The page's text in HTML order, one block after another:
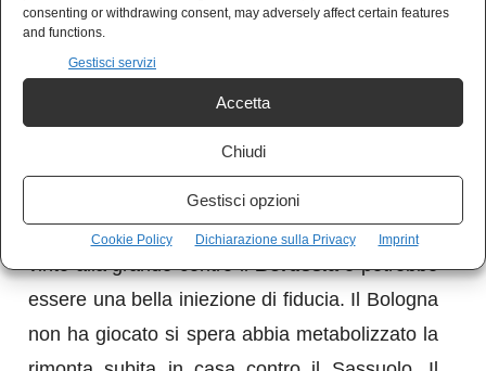
consenting or withdrawing consent, may adversely affect certain features
and functions.
Gestisci servizi
Accetta
Chiudi
Gestisci opzioni
Cookie Policy Dichiarazione sulla Privacy Imprint
Lazio vs Bologna sab. ore 20:45
Due squadre in crisi che perdono spesso e
prendono goal spesso. Non come il Torino ma
la strada è quella. I laziali in settimana hanno
vinto alla grande contro ilBorussiae potrebbe
essere una bella iniezione di fiducia. Il Bologna
non ha giocato si spera abbia metabolizzato la